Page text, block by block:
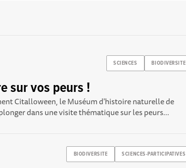
SCIENCES BIODIVERSITE
sur vos peurs !
Citalloween, le Muséum d'histoire naturelle de
dans une visite thématique sur les peurs...
BIODIVERSITE SCIENCES-PARTICIPATIVES